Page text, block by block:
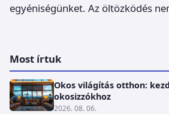
egyéniségünket. Az öltözködés
Most írtuk
Okos világítás otthon:
okosizzókhoz
2026. 08. 06.